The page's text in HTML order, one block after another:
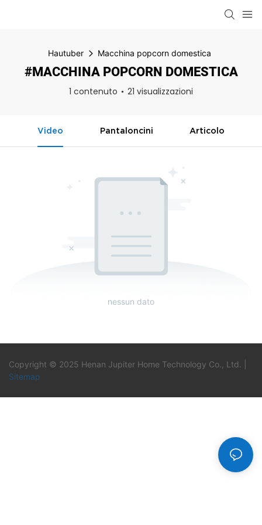
Hautuber Macchina popcorn domestica
#MACCHINA POPCORN DOMESTICA
1 contenuto 21 visualizzazioni
Video Pantaloncini Articolo
nessun dato
Copyright © 2025 Henan Jupiter Home Technology Co., Ltd. |
Sitemap